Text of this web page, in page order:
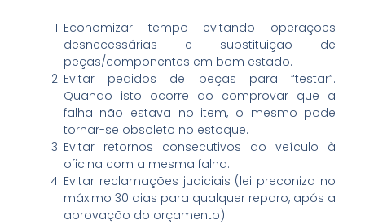
Economizar tempo evitando operações
desnecessárias e substituição de
peças/componentes em bom estado.
Evitar pedidos de peças para “testar”.
Quando isto ocorre ao comprovar que a
falha não estava no item, o mesmo pode
tornar-se obsoleto no estoque.
Evitar retornos consecutivos do veículo à
oficina com a mesma falha.
Evitar reclamações judiciais (lei preconiza no
máximo 30 dias para qualquer reparo, após a
aprovação do orçamento).